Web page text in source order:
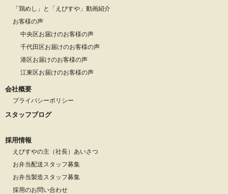
「鶏めし」と「えびすや」動画紹介
お客様の声
中央区お届けのお客様の声
千代田区お届けのお客様の声
港区お届けのお客様の声
江東区お届けのお客様の声
会社概要
プライバシーポリシー
スタッフブログ
採用情報
えびすやの主（社長）あいさつ
お弁当配送スタッフ募集
お弁当製造スタッフ募集
採用のお問い合わせ